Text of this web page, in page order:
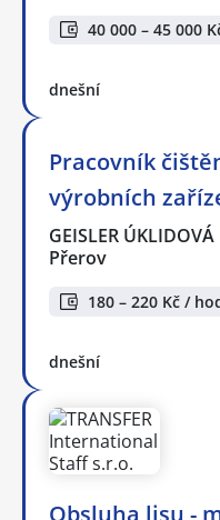
40 000 – 45 000
dnešní
Pracovník
výrobních
GEISLER
Přerov
180 – 220 Kč /
dnešní
Obsluha lisu -